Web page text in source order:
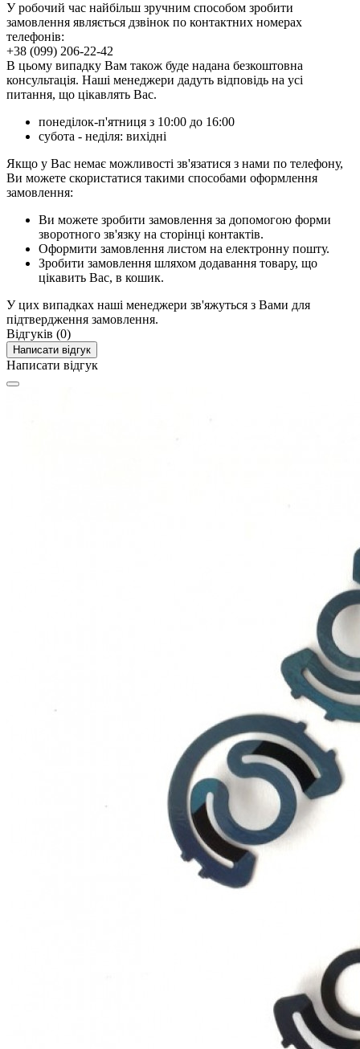
У робочий час найбільш зручним способом зробити
замовлення являється дзвінок по контактних номерах
телефонів:
+38 (099) 206-22-42
В цьому випадку Вам також буде надана безкоштовна
консультація. Наші менеджери дадуть відповідь на усі
питання, що цікавлять Вас.
понеділок-п'ятниця з 10:00 до 16:00
субота - неділя: вихідні
Якщо у Вас немає можливості зв'язатися з нами по телефону,
Ви можете скористатися такими способами оформлення
замовлення:
Ви можете зробити замовлення за допомогою форми
зворотного зв'язку на сторінці контактів.
Оформити замовлення листом на електронну пошту.
Зробити замовлення шляхом додавання товару, що
цікавить Вас, в кошик.
У цих випадках наші менеджери зв'яжуться з Вами для
підтвердження замовлення.
Відгуків (0)
Написати відгук
Написати відгук